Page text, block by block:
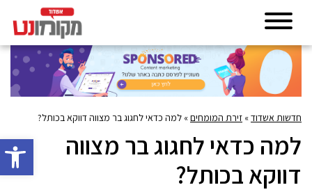
פתח
חדשות אשדוד» זירת המומחים» למה כדאי לחגוג בר מצווה דווקא בכותל?
למה כדאי לחגוג בר מצווה
דווקא בכותל?